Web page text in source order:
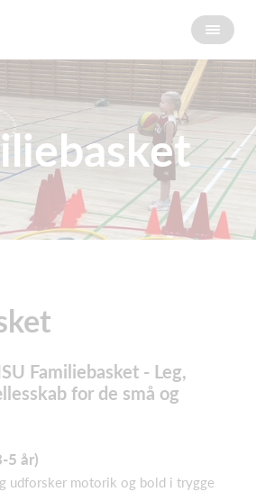
Familiebasket - Leg,
for de små og
5 år)
udforsker motorik og bold i trygge